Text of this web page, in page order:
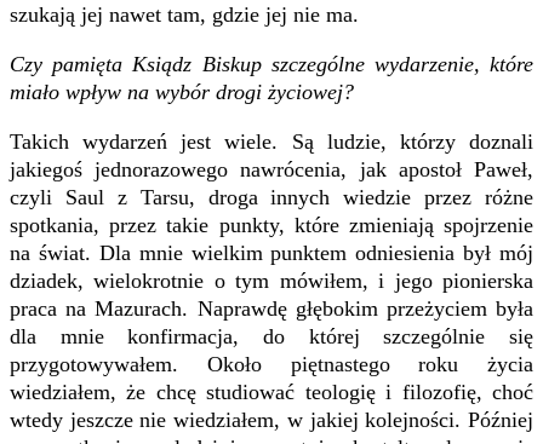
szukają jej nawet tam, gdzie jej nie ma.
Czy pamięta Ksiądz Biskup szczególne wydarzenie, które
miało wpływ na wybór drogi życiowej?
Takich wydarzeń jest wiele. Są ludzie, którzy doznali
jakiegoś jednorazowego nawrócenia, jak apostoł Paweł,
czyli Saul z Tarsu, droga innych wiedzie przez różne
spotkania, przez takie punkty, które zmieniają spojrzenie
na świat. Dla mnie wielkim punktem odniesienia był mój
dziadek, wielokrotnie o tym mówiłem, i jego pionierska
praca na Mazurach. Naprawdę głębokim przeżyciem była
dla mnie konfirmacja, do której szczególnie się
przygotowywałem. Około piętnastego roku życia
wiedziałem, że chcę studiować teologię i filozofię, choć
wtedy jeszcze nie wiedziałem, w jakiej kolejności. Później